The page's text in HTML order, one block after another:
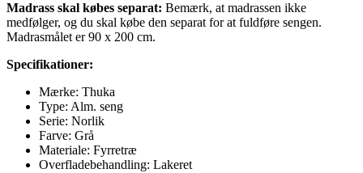
Madrass skal købes separat: Bemærk, at madrassen ikke
medfølger, og du skal købe den separat for at fuldføre sengen.
Madrasmålet er 90 x 200 cm.
Specifikationer:
Mærke: Thuka
Type: Alm. seng
Serie: Norlik
Farve: Grå
Materiale: Fyrretræ
Overfladebehandling: Lakeret